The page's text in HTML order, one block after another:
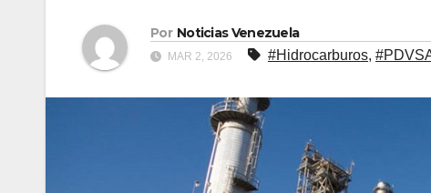
Por Noticias Venezuela
MAR 2, 2026 #Hidrocarburos,